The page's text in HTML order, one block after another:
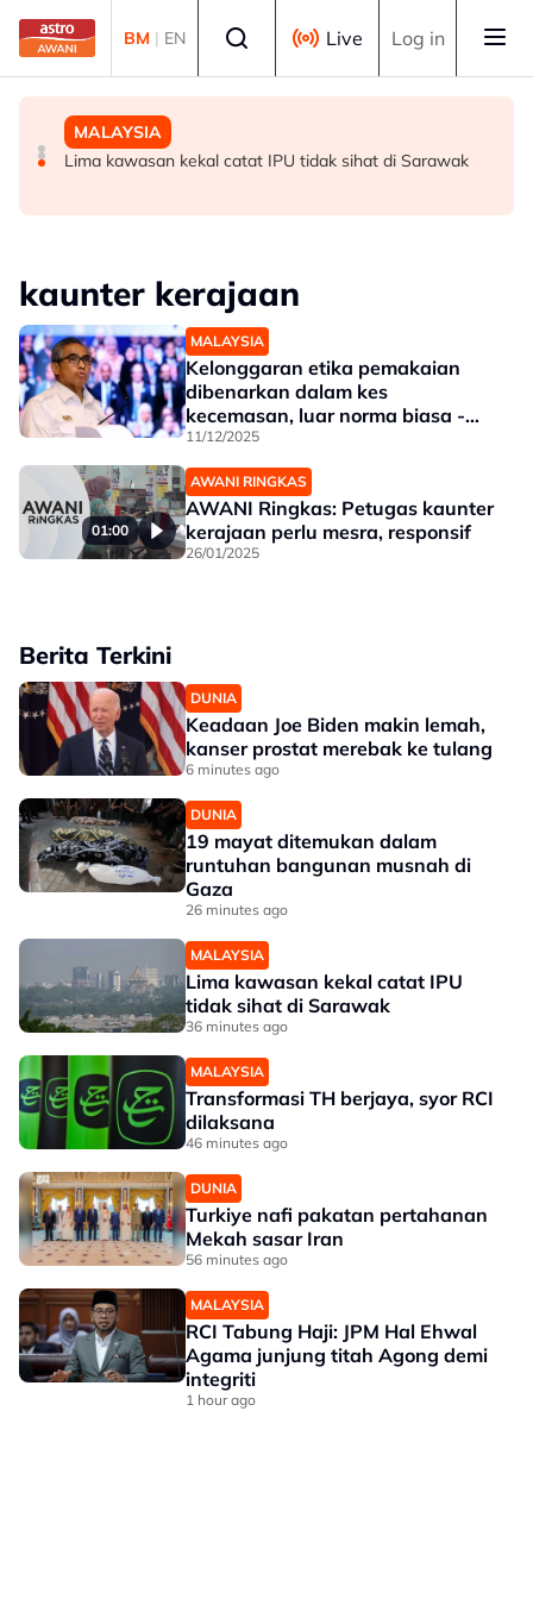
Skip to main content
BM | EN Live Log in
DUNIA
Keadaan Joe Biden makin lemah, kanser prostat
DUNIA
19 mayat ditemukan dalam runtuhan bangunan musnah
MALAYSIA
Lima kawasan kekal catat IPU tidak sihat di Sarawak
kaunter kerajaan
MALAYSIA
Kelonggaran etika pemakaian
dibenarkan dalam kes
kecemasan, luar norma biasa -
KSN
11/12/2025
01:00
AWANI RINGKAS
AWANI Ringkas: Petugas kaunter
kerajaan perlu mesra, responsif
26/01/2025
Berita Terkini
DUNIA
Keadaan Joe Biden makin lemah,
kanser prostat merebak ke tulang
6 minutes ago
DUNIA
19 mayat ditemukan dalam
runtuhan bangunan musnah di
Gaza
26 minutes ago
MALAYSIA
Lima kawasan kekal catat IPU
tidak sihat di Sarawak
36 minutes ago
MALAYSIA
Transformasi TH berjaya, syor RCI
dilaksana
46 minutes ago
DUNIA
Turkiye nafi pakatan pertahanan
Mekah sasar Iran
56 minutes ago
MALAYSIA
RCI Tabung Haji: JPM Hal Ehwal
Agama junjung titah Agong demi
integriti
1 hour ago